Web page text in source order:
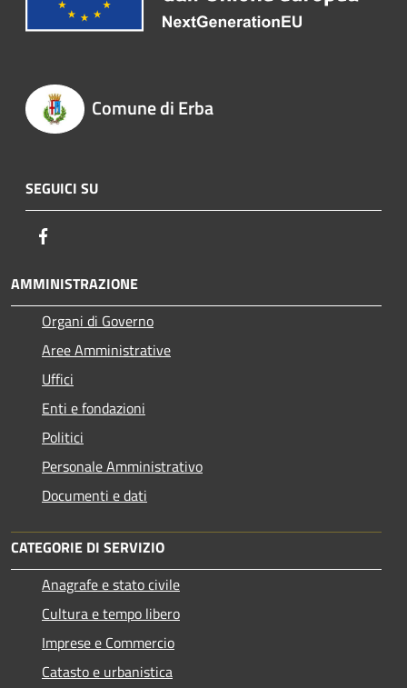
Comune di Erba
SEGUICI SU
AMMINISTRAZIONE
Organi di Governo
Aree Amministrative
Uffici
Enti e fondazioni
Politici
Personale Amministrativo
Documenti e dati
CATEGORIE DI SERVIZIO
Anagrafe e stato civile
Cultura e tempo libero
Imprese e Commercio
Catasto e urbanistica